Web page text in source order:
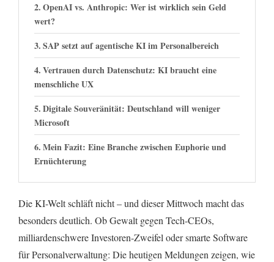
OpenAI vs. Anthropic: Wer ist wirklich sein Geld
wert?
SAP setzt auf agentische KI im Personalbereich
Vertrauen durch Datenschutz: KI braucht eine
menschliche UX
Digitale Souveränität: Deutschland will weniger
Microsoft
Mein Fazit: Eine Branche zwischen Euphorie und
Ernüchterung
Die KI-Welt schläft nicht – und dieser Mittwoch macht das
besonders deutlich. Ob Gewalt gegen Tech-CEOs,
milliardenschwere Investoren-Zweifel oder smarte Software
für Personalverwaltung: Die heutigen Meldungen zeigen, wie